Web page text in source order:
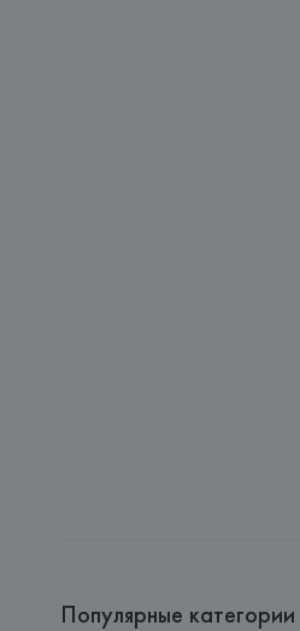
Популярные категории